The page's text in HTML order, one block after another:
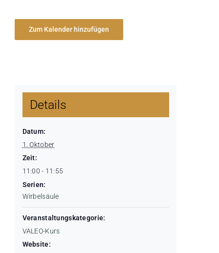
Zum Kalender hinzufügen
Details
Datum:
1. Oktober
Zeit:
11:00 - 11:55
Serien:
Wirbelsäule
Veranstaltungskategorie:
VALEO-Kurs
Website: